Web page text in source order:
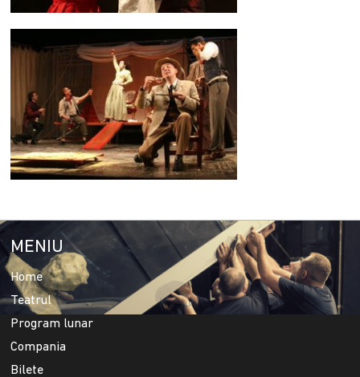
MENIU
Home
Teatrul
Program lunar
Compania
Bilete